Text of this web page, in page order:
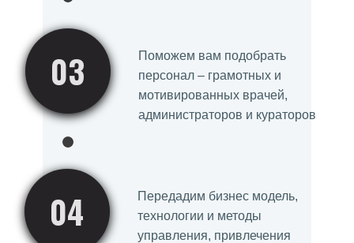
Поможем вам подобрать
персонал – грамотных и
мотивированных врачей,
администраторов и кураторов
03
Передадим бизнес модель,
технологии и методы
управления, привлечения
04